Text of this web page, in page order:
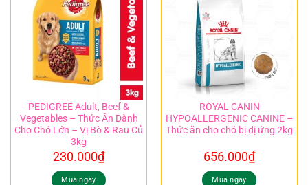
PEDIGREE Adult, Beef &
Vegetables – Thức Ăn Dành
Cho Chó Lớn – Vị Bò & Rau Củ
3kg
230.000₫
Mua ngay
ROYAL CANIN
HYPOALLERGENIC CANINE –
Thức ăn cho chó bị dị ứng 2kg
656.000₫
Mua ngay